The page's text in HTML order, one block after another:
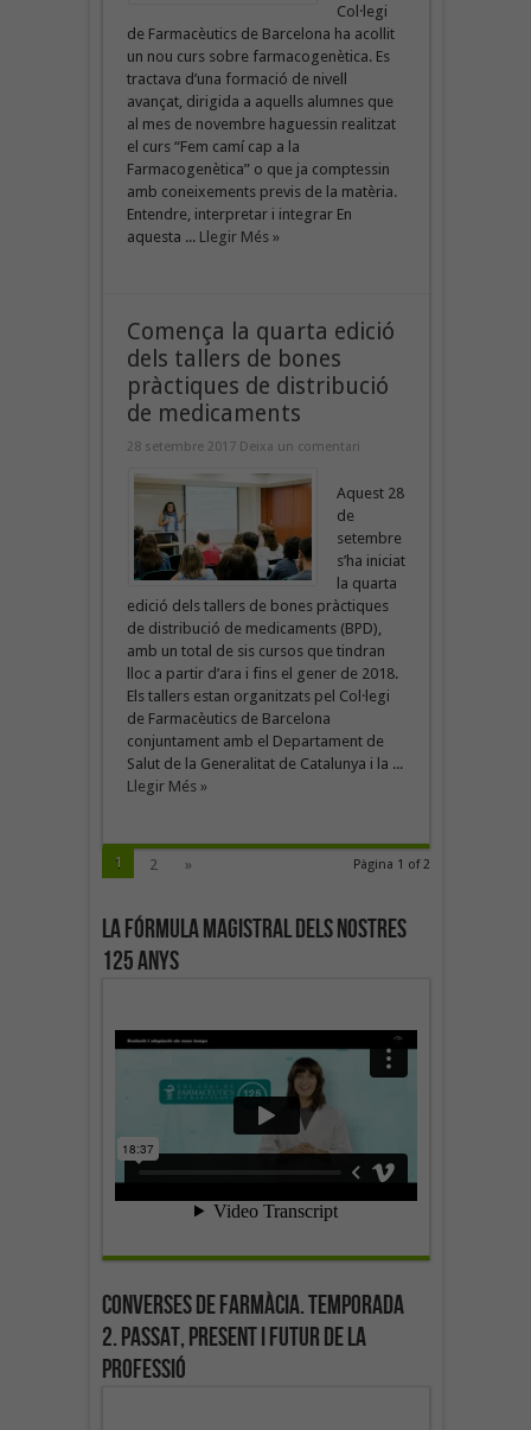
Col·legi
de Farmacèutics de Barcelona ha acollit
un nou curs sobre farmacogenètica. Es
tractava d’una formació de nivell
avançat, dirigida a aquells alumnes que
al mes de novembre haguessin realitzat
el curs “Fem camí cap a la
Farmacogenètica” o que ja comptessin
amb coneixements previs de la matèria.
Entendre, interpretar i integrar En
aquesta ... Llegir Més »
Comença la quarta edició
dels tallers de bones
pràctiques de distribució
de medicaments
28 setembre 2017 Deixa un comentari
Aquest 28
de
setembre
s’ha iniciat
la quarta
edició dels tallers de bones pràctiques
de distribució de medicaments (BPD),
amb un total de sis cursos que tindran
lloc a partir d’ara i fins el gener de 2018.
Els tallers estan organitzats pel Col·legi
de Farmacèutics de Barcelona
conjuntament amb el Departament de
Salut de la Generalitat de Catalunya i la ...
Llegir Més »
Pàgina 1 of 2
1 2 »
La fórmula magistral dels nostres
125 anys
Converses de farmàcia. Temporada
2. Passat, present i futur de la
professió